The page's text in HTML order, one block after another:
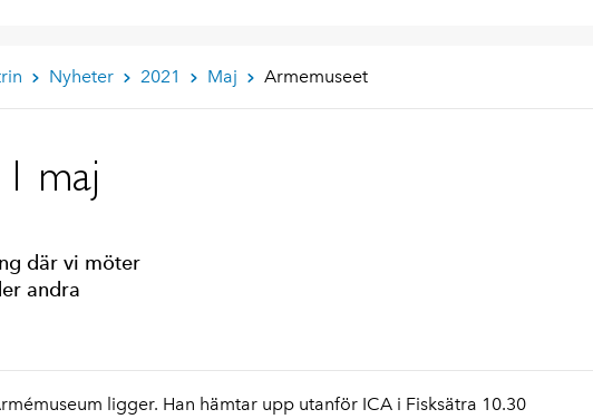
Nyheter 2021 Maj Armemuseet
maj
där vi möter
andra
ligger. Han hämtar upp utanför ICA i Fisksätra 10.30